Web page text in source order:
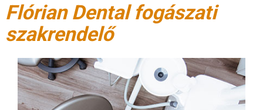
Flórian Dental fogászati
szakrendelő